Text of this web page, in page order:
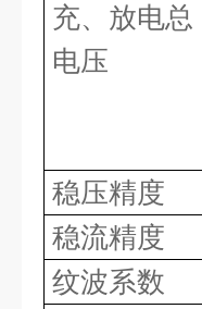
充、放电总
电压
稳压精度
稳流精度
纹波系数